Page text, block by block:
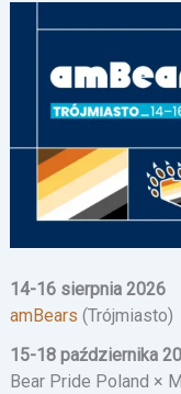
14-16 sierpnia 2026
amBears (Trójmiasto)
15-18 października
Bear Pride Poland ×